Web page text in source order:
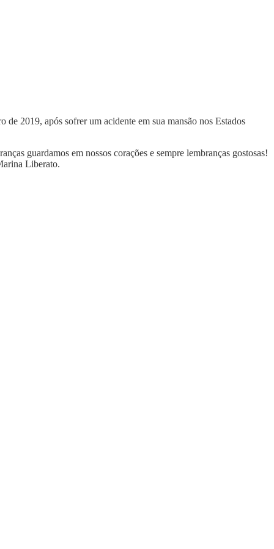
2019, após sofrer um acidente em sua mansão nos Estados
guardamos em nossos corações e sempre lembranças gostosas!
Liberato.